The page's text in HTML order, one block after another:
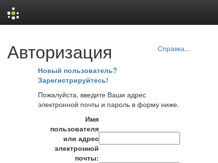
navigation
Авторизация Справка...
Новый пользователь?
Зарегистрируйтесь!
Пожалуйста, введите Ваши адрес
электронной почты и пароль в форму ниже.
Имя
пользователя
или адрес
электронной
почты: